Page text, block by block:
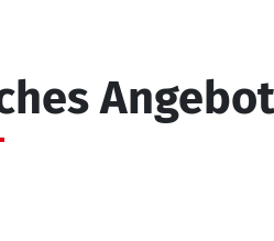
Angebot